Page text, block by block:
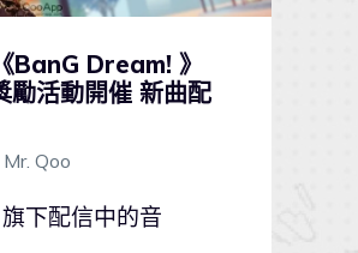
BanG Dream! 》
勵活動開催 新曲配
Mr. Qoo
下配信中的音